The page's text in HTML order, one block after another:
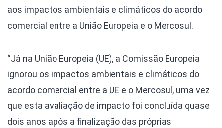
aos impactos ambientais e climáticos do acordo
comercial entre a União Europeia e o Mercosul.
“Já na União Europeia (UE), a Comissão Europeia
ignorou os impactos ambientais e climáticos do
acordo comercial entre a UE e o Mercosul, uma vez
que esta avaliação de impacto foi concluída quase
dois anos após a finalização das próprias